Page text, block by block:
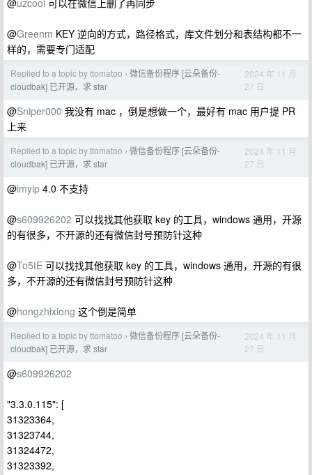
@uzcool 可以在微信上删了再同步
@Greenm KEY 逆向的方式，路径格式，库文件划分和表结构都不一
样的，需要专门适配
Replied to a topic by ttomatoo › 微信备份程序 [云朵备份-
cloudbak] 已开源，求 star
2024 年 11 月
27 日
@Sniper000 我没有 mac ，倒是想做一个，最好有 mac 用户提 PR
上来
Replied to a topic by ttomatoo › 微信备份程序 [云朵备份-
cloudbak] 已开源，求 star
2024 年 11 月
27 日
@imyip 4.0 不支持
@s609926202 可以找找其他获取 key 的工具，windows 通用，开源
的有很多，不开源的还有微信封号预防针这种
@To5tE 可以找找其他获取 key 的工具，windows 通用，开源的有很
多，不开源的还有微信封号预防针这种
@hongzhixiong 这个倒是简单
Replied to a topic by ttomatoo › 微信备份程序 [云朵备份-
cloudbak] 已开源，求 star
2024 年 11 月
27 日
@s609926202
"3.3.0.115": [
31323364,
31323744,
31324472,
31323392,